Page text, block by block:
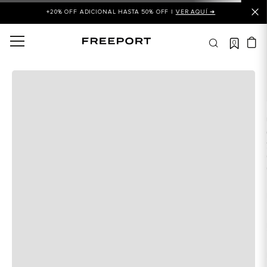
+20% OFF ADICIONAL HASTA 50% OFF | VER AQUÍ ➜
0